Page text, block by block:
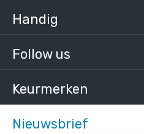
Nieuwsbrief
Follow us
Keurmerken
Handig